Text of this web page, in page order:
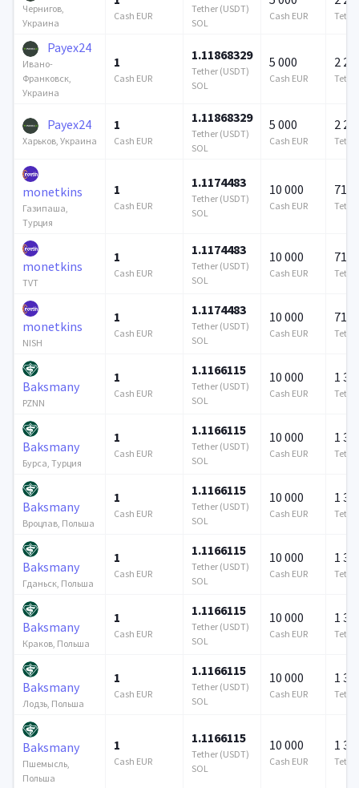
Чернигов,
Украина
Cash EUR
Tether (USDT)
SOL
Cash EUR
Payex24
Ивано-
Франковск,
Украина
1
Cash EUR
1.11868329
Tether (USDT)
SOL
5 000
Cash EUR
2
Payex24
Харьков, Украина
1
Cash EUR
1.11868329
Tether (USDT)
SOL
5 000
Cash EUR
2
monetkins
Газипаша,
Турция
1
Cash EUR
1.1174483
Tether (USDT)
SOL
10 000
Cash EUR
715
monetkins
TVT
1
Cash EUR
1.1174483
Tether (USDT)
SOL
10 000
Cash EUR
715
monetkins
NISH
1
Cash EUR
1.1174483
Tether (USDT)
SOL
10 000
Cash EUR
715
Baksmany
PZNN
1
Cash EUR
1.1166115
Tether (USDT)
SOL
10 000
Cash EUR
1
Baksmany
Бурса, Турция
1
Cash EUR
1.1166115
Tether (USDT)
SOL
10 000
Cash EUR
1
Baksmany
Вроцлав, Польша
1
Cash EUR
1.1166115
Tether (USDT)
SOL
10 000
Cash EUR
1
Baksmany
Гданьск, Польша
1
Cash EUR
1.1166115
Tether (USDT)
SOL
10 000
Cash EUR
1
Baksmany
Краков, Польша
1
Cash EUR
1.1166115
Tether (USDT)
SOL
10 000
Cash EUR
1
Baksmany
Лодзь, Польша
1
Cash EUR
1.1166115
Tether (USDT)
SOL
10 000
Cash EUR
1
Baksmany
Пшемысль,
Польша
1
Cash EUR
1.1166115
Tether (USDT)
SOL
10 000
Cash EUR
1